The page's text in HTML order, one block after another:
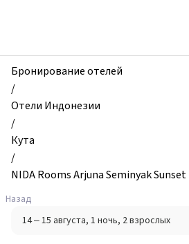
NIDA
Rooms
Arjuna
Seminyak
Sunset,
Кута,
Индонезия
Бронирование отелей
/
Отели Индонезии
/
Кута
/
NIDA Rooms Arjuna Seminyak Sunset
Назад
14 – 15 августа, 1 ночь, 2 взрослых